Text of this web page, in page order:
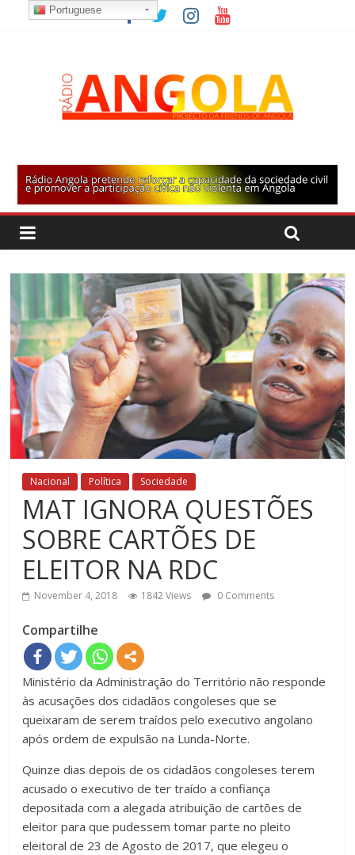
Nacional Política Sociedade
MAT IGNORA QUESTÕES
SOBRE CARTÕES DE
ELEITOR NA RDC
November 4, 2018 1842 Views 0 Comments
Compartilhe
Ministério da Administração do Território não responde
às acusações dos cidadãos congoleses que se
queixaram de serem traídos pelo executivo angolano
após ordem de expulsão na Lunda-Norte.
Quinze dias depois de os cidadãos congoleses terem
acusado o executivo de ter traído a confiança
depositada com a alegada atribuição de cartões de
eleitor para que pudessem tomar parte no pleito
eleitoral de 23 de Agosto de 2017, que elegeu o
Portuguese